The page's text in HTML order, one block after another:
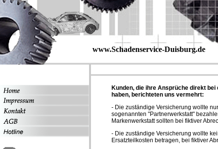
www.Schadenservice-Duisburg.de
Kunden, die ihre Ansprüche direkt
haben, berichteten uns vermehrt:
- Die zuständige Versicherung wollte
sogenannten "Partnerwerkstatt"
Markenwerkstatt sollten bei fiktiver
- Die zuständige Versicherung wollte
Ersatzteilkosten betragen, bei fiktiver